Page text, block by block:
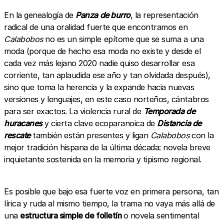
En la genealogía de Panza de burro, la representación
radical de una oralidad fuerte que encontramos en
Calabobos no es un simple epítome que se suma a una
moda (porque de hecho esa moda no existe y desde el
cada vez más lejano 2020 nadie quiso desarrollar esa
corriente, tan aplaudida ese año y tan olvidada después),
sino que toma la herencia y la expande hacia nuevas
versiones y lenguajes, en este caso norteños, cántabros
para ser exactos. La violencia rural de Temporada de
huracanes y cierta clave ecoparanoica de Distancia de
rescatetambién están presentes y ligan Calaboboscon la
mejor tradición hispana de la última década: novela breve
inquietante sostenida en la memoria y tipismo regional.
Es posible que bajo esa fuerte voz en primera persona, tan
lírica y ruda al mismo tiempo, la trama no vaya más allá de
una estructura simple de folletíno novela sentimental